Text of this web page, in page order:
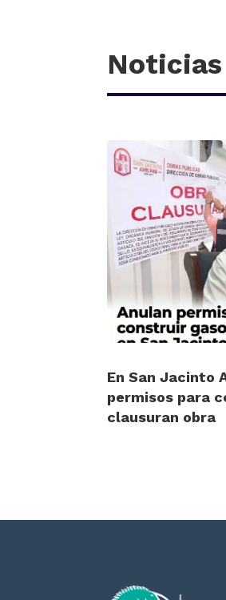
En San Jacinto
permisos para
clausuran obra